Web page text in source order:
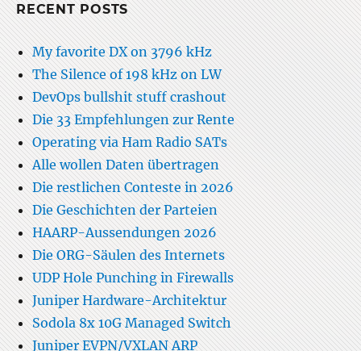
RECENT POSTS
My favorite DX on 3796 kHz
The Silence of 198 kHz on LW
DevOps bullshit stuff crashout
Die 33 Empfehlungen zur Rente
Operating via Ham Radio SATs
Alle wollen Daten übertragen
Die restlichen Conteste in 2026
Die Geschichten der Parteien
HAARP-Aussendungen 2026
Die ORG-Säulen des Internets
UDP Hole Punching in Firewalls
Juniper Hardware-Architektur
Sodola 8x 10G Managed Switch
Juniper EVPN/VXLAN ARP